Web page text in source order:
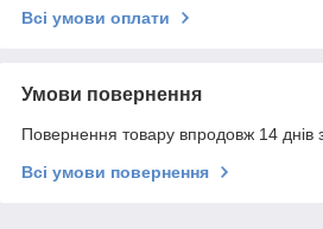
Всі умови оплати
Умови повернення
Повернення товару впродовж 14 днів
Всі умови повернення